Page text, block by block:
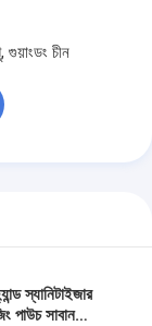
গুয়াংডং চীন
স্যানিটাইজার
পাউচ সাবান